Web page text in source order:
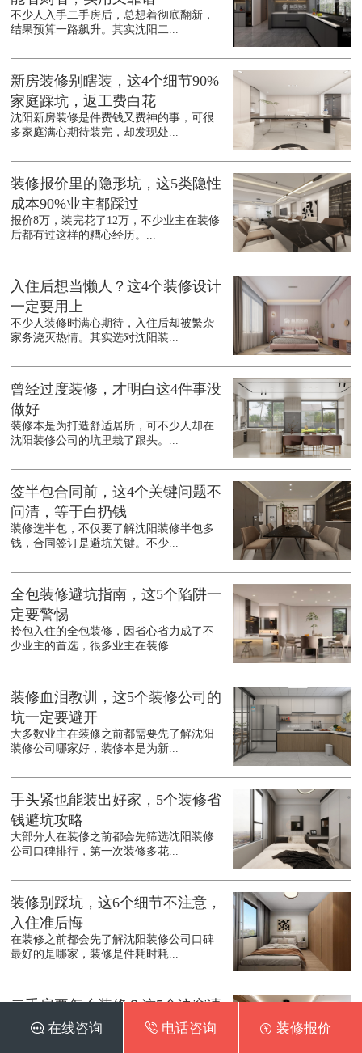
不少人入手二手房后，总想着彻底翻新，
结果预算一路飙升。其实沈阳二...
新房装修别瞎装，这4个细节90%
家庭踩坑，返工费白花
沈阳新房装修是件费钱又费神的事，可很
多家庭满心期待装完，却发现处...
装修报价里的隐形坑，这5类隐性
成本90%业主都踩过
报价8万，装完花了12万，不少业主在装修
后都有过这样的糟心经历。...
入住后想当懒人？这4个装修设计
一定要用上
不少人装修时满心期待，入住后却被繁杂
家务浇灭热情。其实选对沈阳装...
曾经过度装修，才明白这4件事没
做好
装修本是为打造舒适居所，可不少人却在
沈阳装修公司的坑里栽了跟头。...
签半包合同前，这4个关键问题不
问清，等于白扔钱
装修选半包，不仅要了解沈阳装修半包多
钱，合同签订是避坑关键。不少...
全包装修避坑指南，这5个陷阱一
定要警惕
拎包入住的全包装修，因省心省力成了不
少业主的首选，很多业主在装修...
装修血泪教训，这5个装修公司的
坑一定要避开
大多数业主在装修之前都需要先了解沈阳
装修公司哪家好，装修本是为新...
手头紧也能装出好家，5个装修省
钱避坑攻略
大部分人在装修之前都会先筛选沈阳装修
公司口碑排行，第一次装修多花...
装修别踩坑，这6个细节不注意，
入住准后悔
在装修之前都会先了解沈阳装修公司口碑
最好的是哪家，装修是件耗时耗...
二手房要怎么装修？这5个诀窍请
收好 在线咨询  电话咨询  装修报价